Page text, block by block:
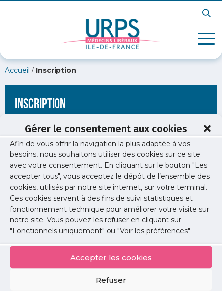
Gérer le consentement aux cookies
Afin de vous offrir la navigation la plus adaptée à vos
besoins, nous souhaitons utiliser des cookies sur ce site
avec votre consentement. En cliquant sur le bouton "Les
accepter tous", vous acceptez le dépôt de l’ensemble des
cookies, utilisés par notre site internet, sur votre terminal.
Ces cookies servent à des fins de suivi statistiques et
fonctionnement technique pour améliorer votre visite sur
notre site. Vous pouvez les refuser en cliquant sur
"Fonctionnels uniquement" ou "Voir les préférences"
Accepter les cookies
Refuser
Accueil / Inscription
Inscription
[wppb-register form_name="inscription"
redirect_url="https://www.urps-med-idf.org/20-chrono-le-
point-juridique-et-comptable-des-medecins-liberaux/"]